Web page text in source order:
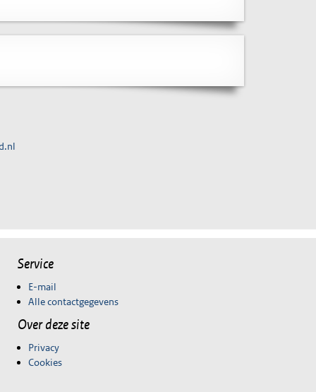
Service
E-mail
Alle contactgegevens
Over deze site
Privacy
Cookies